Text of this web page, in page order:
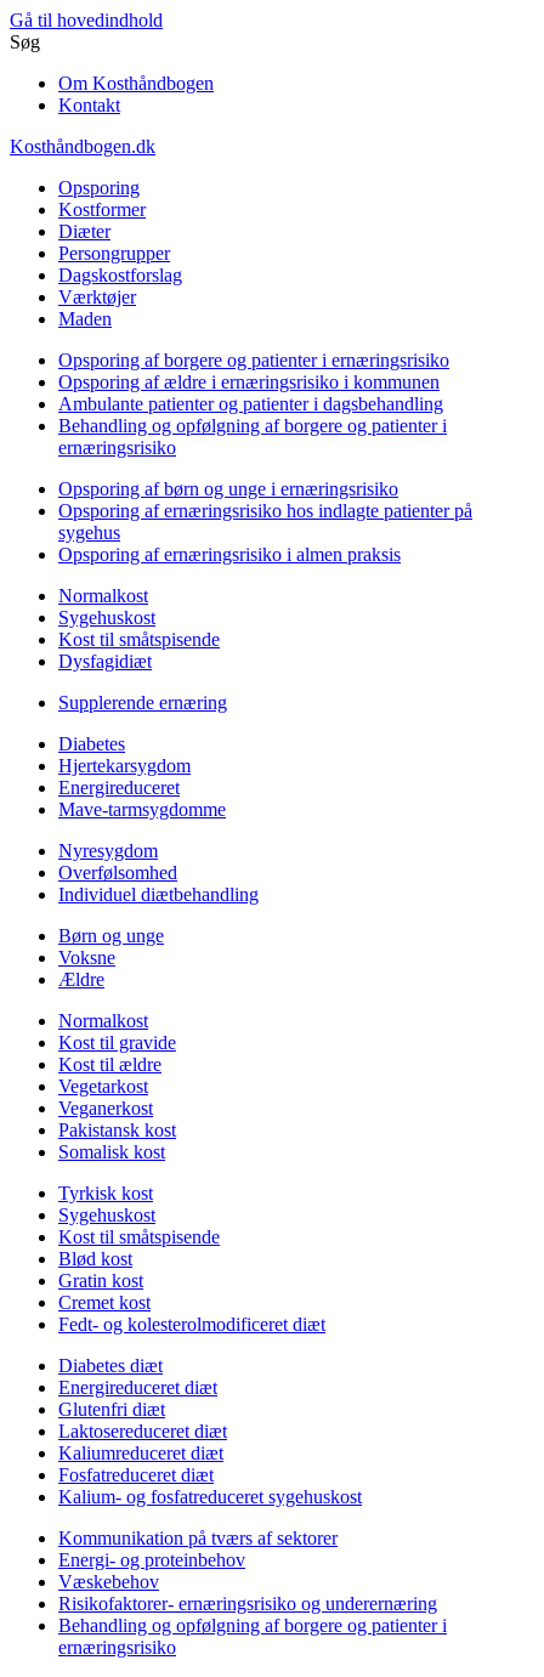
Gå til hovedindhold
Søg
Om Kosthåndbogen
Kontakt
Kosthåndbogen.dk
Opsporing
Kostformer
Diæter
Persongrupper
Dagskostforslag
Værktøjer
Maden
Opsporing af borgere og patienter i ernæringsrisiko
Opsporing af ældre i ernæringsrisiko i kommunen
Ambulante patienter og patienter i dagsbehandling
Behandling og opfølgning af borgere og patienter i
ernæringsrisiko
Opsporing af børn og unge i ernæringsrisiko
Opsporing af ernæringsrisiko hos indlagte patienter på
sygehus
Opsporing af ernæringsrisiko i almen praksis
Normalkost
Sygehuskost
Kost til småtspisende
Dysfagidiæt
Supplerende ernæring
Diabetes
Hjertekarsygdom
Energireduceret
Mave-tarmsygdomme
Nyresygdom
Overfølsomhed
Individuel diætbehandling
Børn og unge
Voksne
Ældre
Normalkost
Kost til gravide
Kost til ældre
Vegetarkost
Veganerkost
Pakistansk kost
Somalisk kost
Tyrkisk kost
Sygehuskost
Kost til småtspisende
Blød kost
Gratin kost
Cremet kost
Fedt- og kolesterolmodificeret diæt
Diabetes diæt
Energireduceret diæt
Glutenfri diæt
Laktosereduceret diæt
Kaliumreduceret diæt
Fosfatreduceret diæt
Kalium- og fosfatreduceret sygehuskost
Kommunikation på tværs af sektorer
Energi- og proteinbehov
Væskebehov
Risikofaktorer- ernæringsrisiko og underernæring
Behandling og opfølgning af borgere og patienter i
ernæringsrisiko